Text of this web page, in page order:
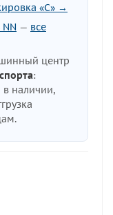
«C» →
— все
центр
:
в наличии,